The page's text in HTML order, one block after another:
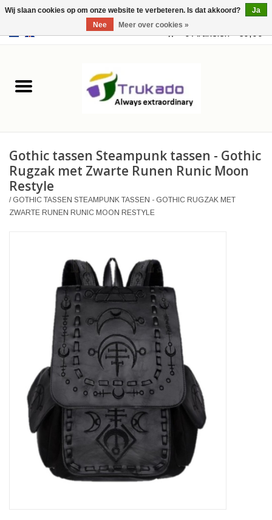
USD 0 Artikelen - €0,00
Leer
Merchandise
Retro Vintage
Veronese Design
Giftware & Lifestyle &
Collectables
Bezoek ons
Aanbiedingen
Gothic tassen Steampunk tassen - Gothic
Rugzak met Zwarte Runen Runic Moon
Restyle
/ GOTHIC TASSEN STEAMPUNK TASSEN - GOTHIC RUGZAK MET
ZWARTE RUNEN RUNIC MOON RESTYLE
Wij slaan cookies op om onze website te verbeteren. Is dat akkoord?
Ja
Nee
Meer over cookies »